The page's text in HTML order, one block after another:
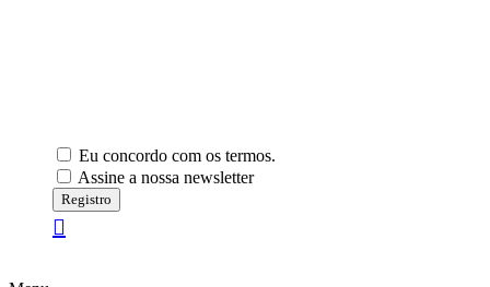
Eu concordo com os termos.
Assine a nossa newsletter
Registro